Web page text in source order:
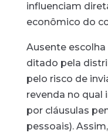
influenciam
econômico do
Ausente
ditado pela
pelo risco de
revenda no qual
por cláusulas
pessoais).